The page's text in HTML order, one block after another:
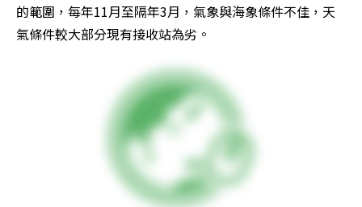
的範圍，每年11月至隔年3月，氣象與海象條件不佳，天
氣條件較大部分現有接收站為劣。